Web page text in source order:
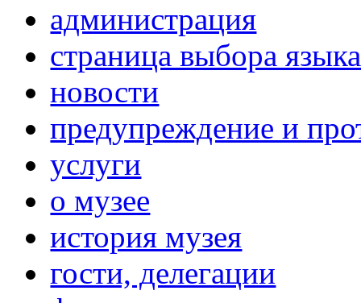
администрация
страница выбора языка
новости
предупреждение и
услуги
о музее
история музея
гости, делегации